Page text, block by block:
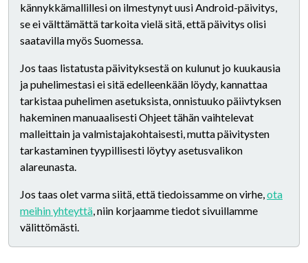
kännykkämallillesi on ilmestynyt uusi Android-päivitys,
se ei välttämättä tarkoita vielä sitä, että päivitys olisi
saatavilla myös Suomessa.
Jos taas listatusta päivityksestä on kulunut jo kuukausia
ja puhelimestasi ei sitä edelleenkään löydy, kannattaa
tarkistaa puhelimen asetuksista, onnistuuko päiivtyksen
hakeminen manuaalisesti Ohjeet tähän vaihtelevat
malleittain ja valmistajakohtaisesti, mutta päivitysten
tarkastaminen tyypillisesti löytyy asetusvalikon
alareunasta.
Jos taas olet varma siitä, että tiedoissamme on virhe,ota
meihin yhteyttä, niin korjaamme tiedot sivuillamme
välittömästi.